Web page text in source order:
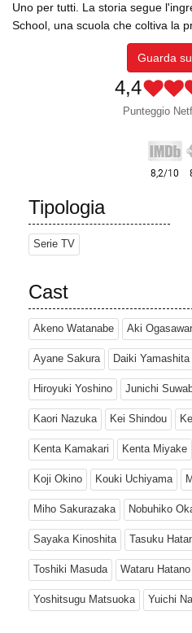
Uno per tutti. La storia segue
School, una scuola che coltiva la
Guarda
4,4
Punteggio
Tipologia
Serie TV
Cast
Akeno Watanabe Aki
Ayane Sakura Daiki Yamashita
Hiroyuki Yoshino Junichi
Kaori Nazuka Kei Shindou
Kenta Kamakari Kenta Miyake
Koji Okino Kouki Uchiyama
Miho Sakurazaka Nobuhiko
Sayaka Kinoshita Tasuku
Toshiki Masuda Wataru Hatano
Yoshitsugu Matsuoka Yuichi